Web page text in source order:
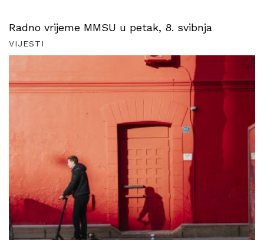
Radno vrijeme MMSU u petak, 8. svibnja
VIJESTI